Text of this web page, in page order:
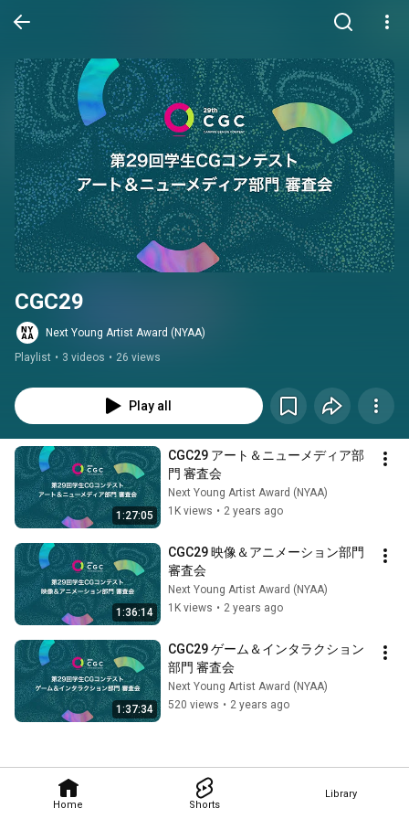
Home Shorts
Library
CGC29
Next Young Artist Award (NYAA)
Playlist • 3 videos • 26 views
Play all
1:27:05
CGC29 アート＆ニューメディア部
門 審査会
Next Young Artist Award (NYAA)
1K views • 2 years ago
1:36:14
CGC29 映像＆アニメーション部門
審査会
Next Young Artist Award (NYAA)
1K views • 2 years ago
1:37:34
CGC29 ゲーム＆インタラクション
部門 審査会
Next Young Artist Award (NYAA)
520 views • 2 years ago